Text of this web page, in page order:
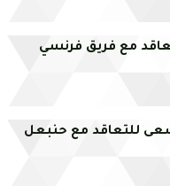
مع فريق فرنسي
للتعاقد مع حنبعل